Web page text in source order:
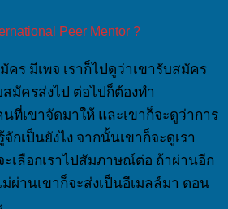
Peer Mentor ?
คร มีเพจ เราก็ไปดูว่าเขารับสมัคร
มัครส่งไป ต่อไปก็ต้องทำ
ที่เขาจัดมาให้ และเขาก็จะดูว่าการ
กเป็นยังไง จากนั้นเขาก็จะดูเรา
เลือกเราไปสัมภาษณ์ต่อ ถ้าผ่านอีก
ผ่านเขาก็จะส่งเป็นอีเมลล์มา ตอน